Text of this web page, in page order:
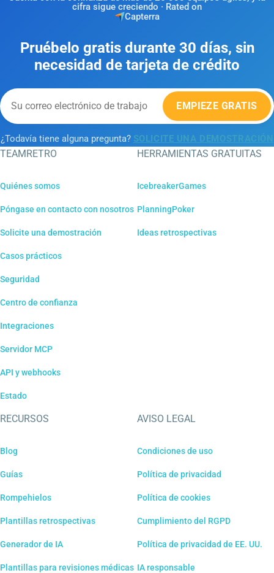
cifra sigue creciendo · Rated on
Capterra
Pruébelo gratis durante 30 días, sin
necesidad de tarjeta de crédito
EMPIEZE GRATIS
¿Todavía tiene alguna pregunta? SOLICITE UNA DEMOSTRACIÓN
TEAMRETRO
Quiénes somos
Póngase en contacto con nosotros
Solicite una demostración
Casos prácticos
Seguridad
Centro de confianza
Integraciones
Servidor MCP
API y webhooks
Estado
HERRAMIENTAS GRATUITAS
IcebreakerGames
PlanningPoker
Ideas retrospectivas
RECURSOS
Blog
Guías
Rompehielos
Plantillas retrospectivas
Generador de IA
Plantillas para revisiones médicas
AVISO LEGAL
Condiciones de uso
Política de privacidad
Política de cookies
Cumplimiento del RGPD
Política de privacidad de EE. UU.
IA responsable